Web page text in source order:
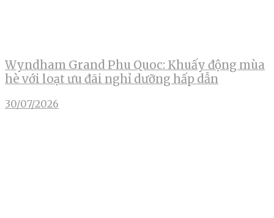
Wyndham Grand Phu Quoc: Khuấy động mùa
hè với loạt ưu đãi nghỉ dưỡng hấp dẫn
30/07/2026